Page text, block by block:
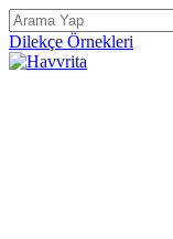
Dilekçe Örnekleri